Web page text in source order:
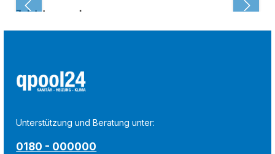
Zuletzt angesehen:
Unterstützung und Beratung unter:
0180 - 000000